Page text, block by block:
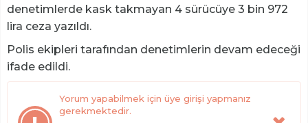
denetimlerde kask takmayan 4 sürücüye 3 bin 972
lira ceza yazıldı.
Polis ekipleri tarafından denetimlerin devam edeceği
ifade edildi.
Yorum yapabilmek için üye girişi yapmanız
gerekmektedir.